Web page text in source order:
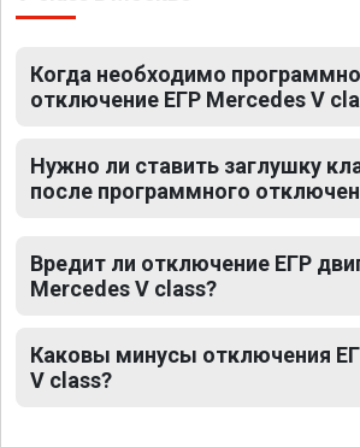
Когда необходимо
отключение ЕГР Mercedes V
Нужно ли ставить заглушку
после программного
Вредит ли отключение ЕГР
Mercedes V class?
Каковы минусы отключения
V class?